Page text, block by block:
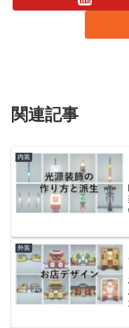
関連記事
内装
外装